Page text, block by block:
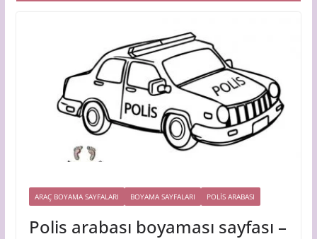
ARAÇ BOYAMA SAYFALARI BOYAMA SAYFALARI POLIS ARABASI
Polis arabası boyaması sayfası –